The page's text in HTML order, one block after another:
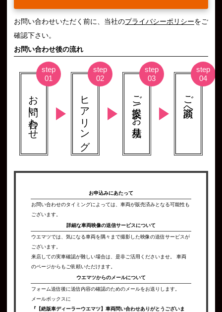
お問い合わせいただく前に、当社のプライバシーポリシーをご
確認下さい。
お問い合わせ後の流れ
お問い合わせ ヒアリング ご提案 \ お見積り ご商談へ
お申込みにあたって
お問い合わせのタイミングによっては、車両が販売済みとなる可能性も
ございます。
詳細な車両映像の送信サービスについて
ウエマツでは、気になる車両を隅々まで撮影した映像の送信サービスが
ございます。
来店しての実車確認が難しい場合は、是非ご活用くださいませ。 車両
のページからもご依頼いただけます。
ウエマツからのメールについて
フォーム送信後に送信内容の確認のためのメールをお送りします。
メールボックスに
『【絶版車ディーラーウエマツ】車両問い合わせありがとうございま